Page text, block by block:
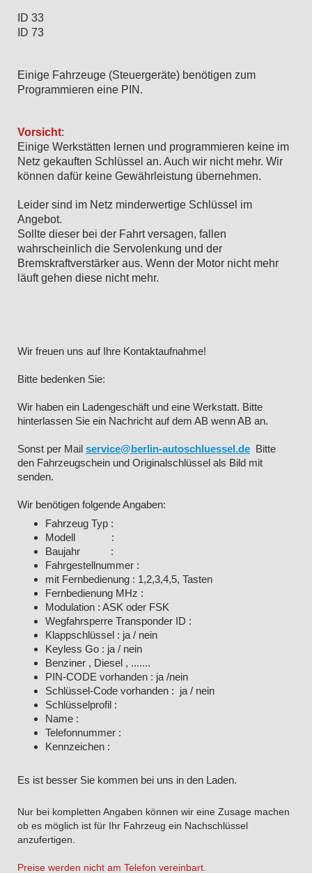
ID 33
ID 73
Einige Fahrzeuge (Steuergeräte) benötigen zum
Programmieren eine PIN.
Vorsicht:
Einige Werkstätten lernen und programmieren keine im
Netz gekauften Schlüssel an. Auch wir nicht mehr. Wir
können dafür keine Gewährleistung übernehmen.
Leider sind im Netz minderwertige Schlüssel im
Angebot.
Sollte dieser bei der Fahrt versagen, fallen
wahrscheinlich die Servolenkung und der
Bremskraftverstärker aus. Wenn der Motor nicht mehr
läuft gehen diese nicht mehr.
Wir freuen uns auf Ihre Kontaktaufnahme!
Bitte bedenken Sie:
Wir haben ein Ladengeschäft und eine Werkstatt. Bitte
hinterlassen Sie ein Nachricht auf dem AB wenn AB an.
Sonst per Mail service@berlin-autoschluessel.de Bitte
den Fahrzeugschein und Originalschlüssel als Bild mit
senden.
Wir benötigen folgende Angaben:
Fahrzeug Typ :
Modell :
Baujahr :
Fahrgestellnummer :
mit Fernbedienung : 1,2,3,4,5, Tasten
Fernbedienung MHz :
Modulation : ASK oder FSK
Wegfahrsperre Transponder ID :
Klappschlüssel : ja / nein
Keyless Go : ja / nein
Benziner , Diesel , .......
PIN-CODE vorhanden : ja /nein
Schlüssel-Code vorhanden : ja / nein
Schlüsselprofil :
Name :
Telefonnummer :
Kennzeichen :
Es ist besser Sie kommen bei uns in den Laden.
Nur bei kompletten Angaben können wir eine Zusage machen
ob es möglich ist für Ihr Fahrzeug ein Nachschlüssel
anzufertigen.
Preise werden nicht am Telefon vereinbart.